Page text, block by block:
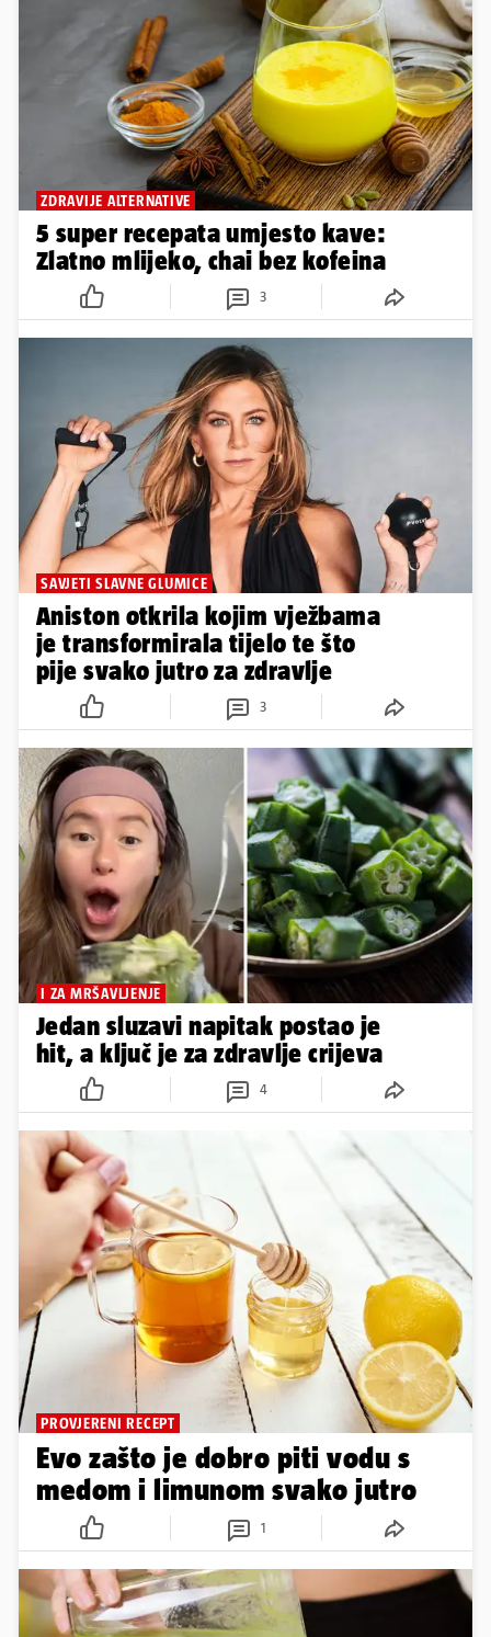
ZDRAVIJE ALTERNATIVE
5 super recepata umjesto kave:
Zlatno mlijeko, chai bez kofeina
3
SAVJETI SLAVNE GLUMICE
Aniston otkrila kojim vježbama
je transformirala tijelo te što
pije svako jutro za zdravlje
3
I ZA MRŠAVLJENJE
Jedan sluzavi napitak postao je
hit, a ključ je za zdravlje crijeva
4
PROVJERENI RECEPT
Evo zašto je dobro piti vodu s
medom i limunom svako jutro
1